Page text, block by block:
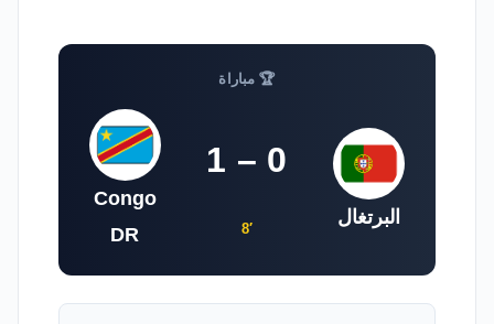
🏆 مباراة
البرتغال
1 – 0
8′
Congo
DR